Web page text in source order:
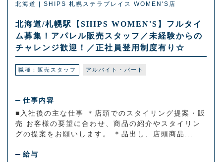
北海道 | SHIPS 札幌ステラプレイス WOMEN'S店
北海道/札幌駅【SHIPS WOMEN'S】フルタイ
ム募集！アパレル販売スタッフ／未経験からの
チャレンジ歓迎！／正社員登用制度有り☆
職種：販売スタッフ アルバイト・パート
仕事内容
■入社後の主な仕事 ＊店頭でのスタイリング提案・販
売 お客様の要望に合わせ、商品の紹介やスタイリン
グの提案をお願いします。 ＊品出し、店頭商品...
給与